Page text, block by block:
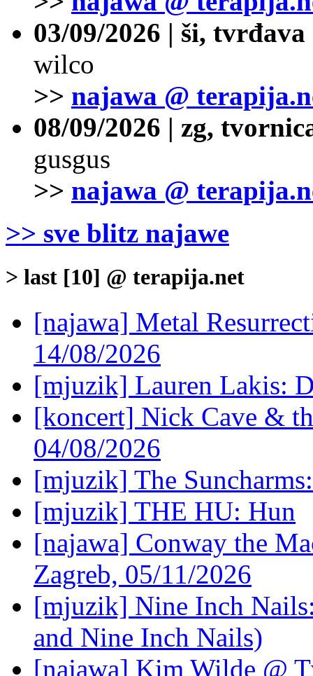
03/09/2026 | ši,
wilco
>> najawa @
08/09/2026 | zg,
gusgus
>> najawa @
>> sve blitz najawe
> last [10] @ terapija.net
[najawa] Metal
14/08/2026
[mjuzik] Lauren Lakis:
[koncert] Nick Cave &
04/08/2026
[mjuzik] The
[mjuzik] THE HU: Hun
[najawa] Conway the
Zagreb, 05/11/2026
[mjuzik] Nine Inch
and Nine Inch Nails)
[najawa] Kim Wilde @